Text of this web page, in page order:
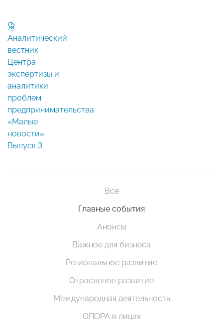
Аналитический
вестник
Центра
экспертизы и
аналитики
проблем
предпринимательства
«Малые
новости»
Выпуск 3
Все
Главные события
Анонсы
Важное для бизнеса
Региональное развитие
Отраслевое развитие
Международная деятельность
ОПОРА в лицах